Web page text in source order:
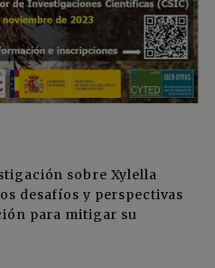
sobre Xylella
desafíos y perspectivas
para mitigar su